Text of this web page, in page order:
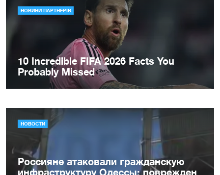
НОВОСТИ
Россияне атаковали гражданскую
инфраструктуру Одессы: поврежден